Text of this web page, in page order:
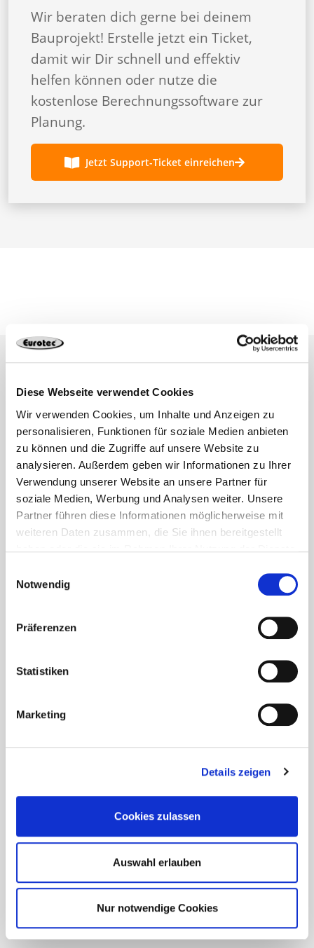
Diese Webseite verwendet Cookies
Wir verwenden Cookies, um Inhalte und Anzeigen zu
personalisieren, Funktionen für soziale Medien anbieten
zu können und die Zugriffe auf unsere Website zu
analysieren. Außerdem geben wir Informationen zu Ihrer
Verwendung unserer Website an unsere Partner für
soziale Medien, Werbung und Analysen weiter. Unsere
Partner führen diese Informationen möglicherweise mit
weiteren Daten zusammen, die Sie ihnen bereitgestellt
Notwendig
Präferenzen
Statistiken
Marketing
Details zeigen
Cookies zulassen
Auswahl erlauben
Nur notwendige Cookies
Wir beraten dich gerne bei deinem
Bauprojekt! Erstelle jetzt ein Ticket,
damit wir Dir schnell und effektiv
helfen können oder nutze die
kostenlose Berechnungssoftware zur
Planung.
Jetzt Support-Ticket einreichen